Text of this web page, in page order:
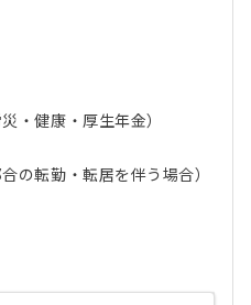
・健康・厚生年金）
の転勤・転居を伴う場合）